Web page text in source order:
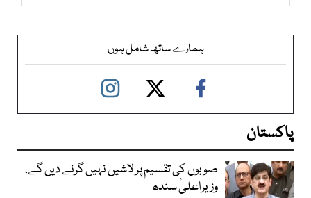
ہمارے ساتھ شامل ہوں
پاکستان
صوبوں کی تقسیم پر لاشیں نہیں گرنے دیں گے،
وزیراعلیٰ سندھ